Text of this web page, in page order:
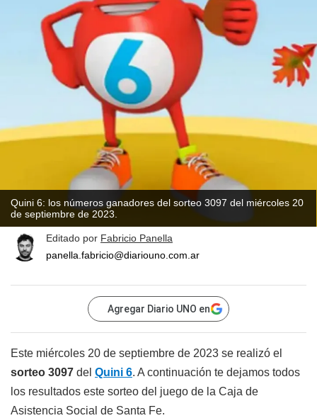
Quini 6: los números ganadores del sorteo 3097 del miércoles 20
de septiembre de 2023.
Editado por Fabricio Panella
panella.fabricio@diariouno.com.ar
Agregar Diario UNO en
Este miércoles 20 de septiembre de 2023 se realizó el
sorteo 3097 del Quini 6. A continuación te dejamos todos
los resultados este sorteo del juego de la Caja de
Asistencia Social de Santa Fe.